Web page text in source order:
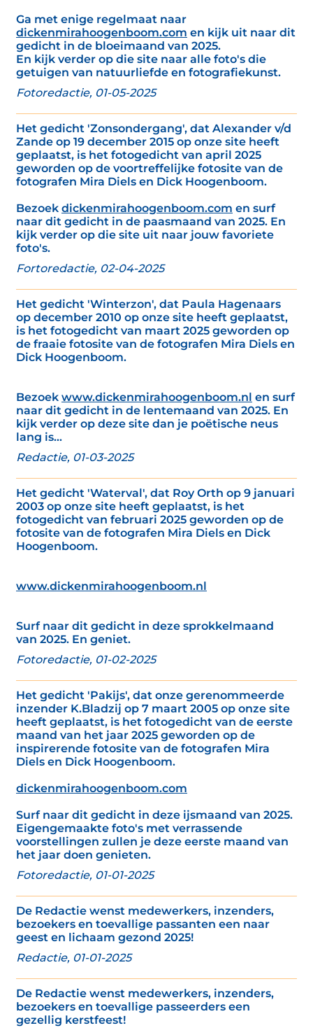
Ga met enige regelmaat naar
dickenmirahoogenboom.com en kijk uit naar dit
gedicht in de bloeimaand van 2025.
En kijk verder op die site naar alle foto's die
getuigen van natuurliefde en fotografiekunst.
Fotoredactie, 01-05-2025
Het gedicht 'Zonsondergang', dat Alexander v/d
Zande op 19 december 2015 op onze site heeft
geplaatst, is het fotogedicht van april 2025
geworden op de voortreffelijke fotosite van de
fotografen Mira Diels en Dick Hoogenboom.
Bezoek dickenmirahoogenboom.com en surf
naar dit gedicht in de paasmaand van 2025. En
kijk verder op die site uit naar jouw favoriete
foto's.
Fortoredactie, 02-04-2025
Het gedicht 'Winterzon', dat Paula Hagenaars
op december 2010 op onze site heeft geplaatst,
is het fotogedicht van maart 2025 geworden op
de fraaie fotosite van de fotografen Mira Diels en
Dick Hoogenboom.
Bezoek www.dickenmirahoogenboom.nl en surf
naar dit gedicht in de lentemaand van 2025. En
kijk verder op deze site dan je poëtische neus
lang is...
Redactie, 01-03-2025
Het gedicht 'Waterval', dat Roy Orth op 9 januari
2003 op onze site heeft geplaatst, is het
fotogedicht van februari 2025 geworden op de
fotosite van de fotografen Mira Diels en Dick
Hoogenboom.
www.dickenmirahoogenboom.nl
Surf naar dit gedicht in deze sprokkelmaand
van 2025. En geniet.
Fotoredactie, 01-02-2025
Het gedicht 'Pakijs', dat onze gerenommeerde
inzender K.Bladzij op 7 maart 2005 op onze site
heeft geplaatst, is het fotogedicht van de eerste
maand van het jaar 2025 geworden op de
inspirerende fotosite van de fotografen Mira
Diels en Dick Hoogenboom.
dickenmirahoogenboom.com
Surf naar dit gedicht in deze ijsmaand van 2025.
Eigengemaakte foto's met verrassende
voorstellingen zullen je deze eerste maand van
het jaar doen genieten.
Fotoredactie, 01-01-2025
De Redactie wenst medewerkers, inzenders,
bezoekers en toevallige passanten een naar
geest en lichaam gezond 2025!
Redactie, 01-01-2025
De Redactie wenst medewerkers, inzenders,
bezoekers en toevallige passeerders een
gezellig kerstfeest!